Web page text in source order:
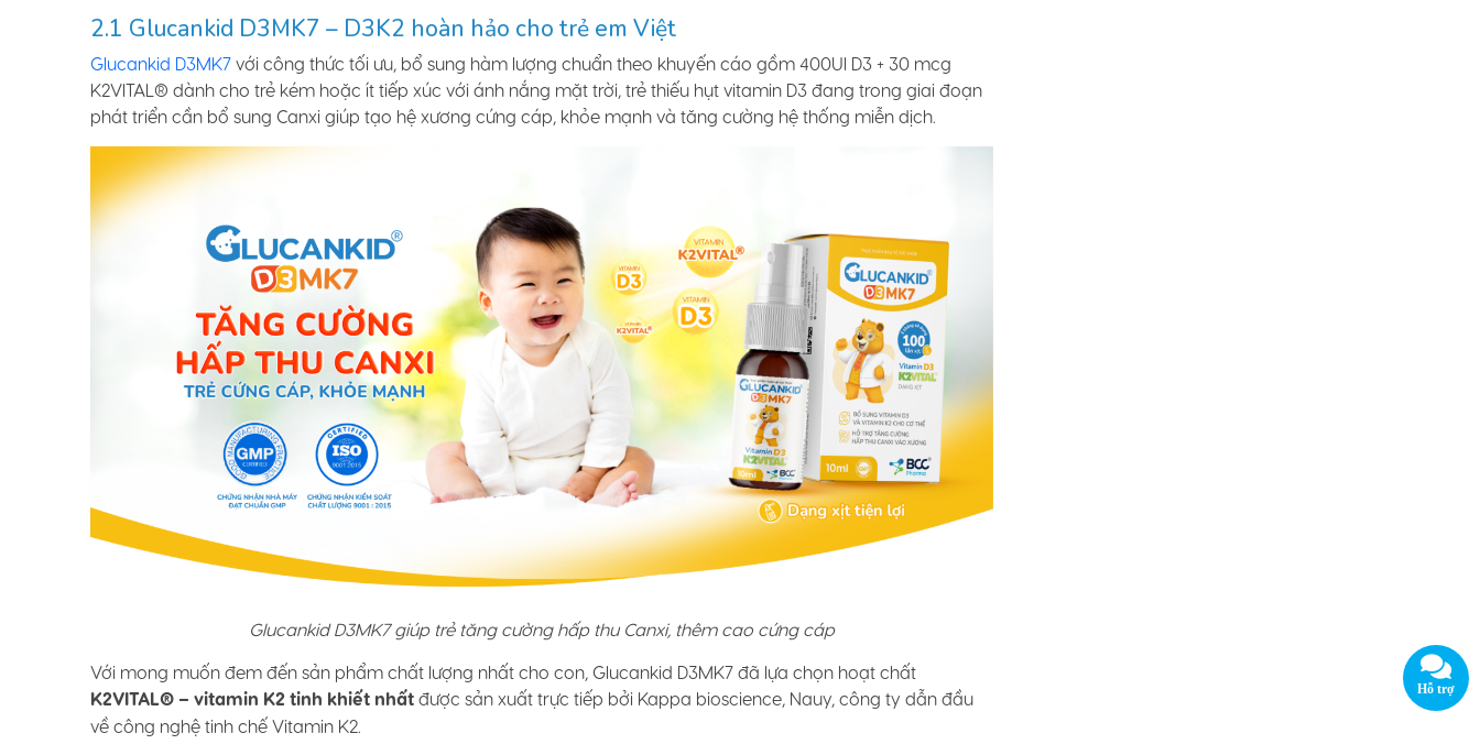
2.1 Glucankid D3MK7 – D3K2 hoàn hảo cho trẻ em Việt
Glucankid D3MK7với công thức tối ưu, bổ sung hàm lượng chuẩn theo khuyến cáo gồm 400UI D3 + 30 mcg
K2VITAL® dành cho trẻ kém hoặc ít tiếp xúc với ánh nắng mặt trời, trẻ thiếu hụt vitamin D3 đang trong giai đoạn
phát triển cần bổ sung Canxi giúp tạo hệ xương cứng cáp, khỏe mạnh và tăng cường hệ thống miễn dịch.
Glucankid D3MK7 giúp trẻ tăng cường hấp thu Canxi, thêm cao cứng cáp
Với mong muốn đem đến sản phẩm chất lượng nhất cho con, Glucankid D3MK7 đã lựa chọn hoạt chất
K2VITAL® – vitamin K2 tinh khiết nhấtđược sản xuất trực tiếp bởi Kappa bioscience, Nauy, công ty dẫn đầu
về công nghệ tinh chế Vitamin K2.